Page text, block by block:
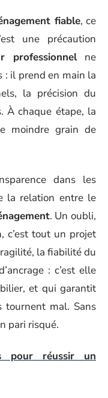
fiable, ce
une précaution
professionnelne
: il prend en main la
la précision du
À chaque étape, la
moindre grain de
dans les
la relation entre le
. Un oubli,
c’est tout un projet
la fiabilité du
: c’est elle
et qui garantit
tournent mal. Sans
pari risqué.
pour réussir un